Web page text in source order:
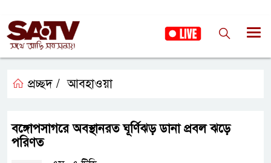
প্রচ্ছদ / আবহাওয়া
বঙ্গোপসাগরে অবস্থানরত ঘূর্ণিঝড় ডানা প্রবল ঝড়ে
পরিণত